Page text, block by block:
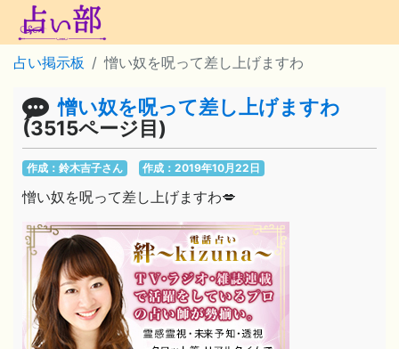
占い掲示板 憎い奴を呪って差し上げますわ
憎い奴を呪って差し上げますわ
(3515ページ目)
作成：鈴木吉子さん 作成：2019年10月22日
憎い奴を呪って差し上げますわ💋